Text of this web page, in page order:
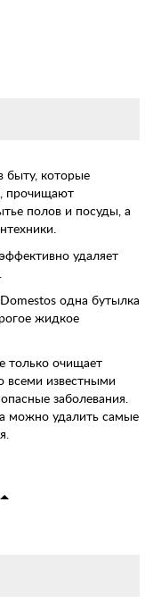
быту, которые
прочищают
полов и посуды, а
удаляет
одна бутылка
жидкое
только очищает
всеми известными
заболевания.
можно удалить самые